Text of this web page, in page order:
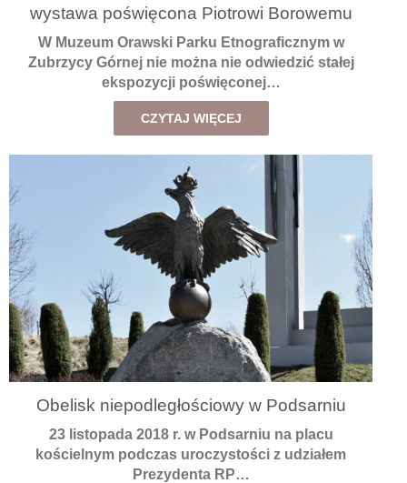
wystawa poświęcona Piotrowi Borowemu
W Muzeum Orawski Parku Etnograficznym w
Zubrzycy Górnej nie można nie odwiedzić stałej
ekspozycji poświęconej…
CZYTAJ WIĘCEJ
Obelisk niepodległościowy w Podsarniu
23 listopada 2018 r. w Podsarniu na placu
kościelnym podczas uroczystości z udziałem
Prezydenta RP…